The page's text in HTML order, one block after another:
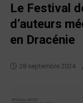
Le Festival
d’auteurs
en Dracénie
28 septembre 2024